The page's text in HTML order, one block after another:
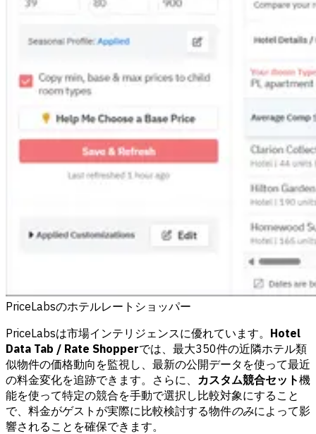
PriceLabsのホテルレートショッパー
PriceLabsは市場インテリジェンスに優れています。 Hotel
Data Tab / Rate Shopperでは、最大350件の近隣ホテル類
似物件の価格動向を監視し、最新の公開データを使って最近
の料金変化を追跡できます。さらに、 カスタム競合セット機
能を使って特定の競合を手動で選択し比較対象にすること
で、料金がゲストが実際に比較検討する物件のみによって影
響されることを確保できます。